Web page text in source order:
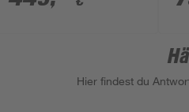
Hier findest du